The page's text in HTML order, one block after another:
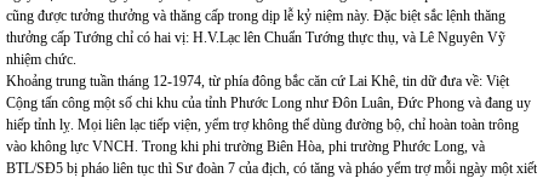
cũng được tưởng thưởng và thăng cấp trong dịp lễ kỷ niệm này. Đặc biệt sắc lệnh thăng
thưởng cấp Tướng chỉ có hai vị: H.V.Lạc lên Chuẩn Tướng thực thụ, và Lê Nguyên Vỹ
nhiệm chức.
Khoảng trung tuần tháng 12-1974, từ phía đông bắc căn cứ Lai Khê, tin dữ đưa về: Việt
Cộng tấn công một số chi khu của tỉnh Phước Long như Đôn Luân, Đức Phong và đang uy
hiếp tỉnh lỵ. Mọi liên lạc tiếp viện, yểm trợ không thể dùng đường bộ, chỉ hoàn toàn trông
vào không lực VNCH. Trong khi phi trường Biên Hòa, phi trường Phước Long, và
BTL/SĐ5 bị pháo liên tục thì Sư đoàn 7 của địch, có tăng và pháo yểm trợ mỗi ngày một xiết